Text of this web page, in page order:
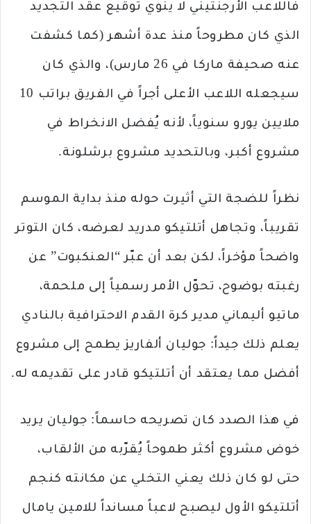
فاللاعب الأرجنتيني لا ينوي توقيع عقد التجديد
الذي كان مطروحاً منذ عدة أشهر (كما كشفت
عنه صحيفة ماركا في 26 مارس)، والذي كان
سيجعله اللاعب الأعلى أجراً في الفريق براتب 10
ملايين يورو سنوياً، لأنه يُفضل الانخراط في
مشروع أكبر، وبالتحديد مشروع برشلونة.
نظراً للضجة التي أثيرت حوله منذ بداية الموسم
تقريباً، وتجاهل أتلتيكو مدريد لعرضه، كان التوتر
واضحاً مؤخراً، لكن بعد أن عبّر “العنكبوت” عن
رغبته بوضوح، تحوّل الأمر رسمياً إلى ملحمة،
ماتيو أليماني مدير كرة القدم الاحترافية بالنادي
يعلم ذلك جيداً: جوليان ألفاريز يطمح إلى مشروع
أفضل مما يعتقد أن أتلتيكو قادر على تقديمه له.
في هذا الصدد كان تصريحه حاسماً: جوليان يريد
خوض مشروع أكثر طموحاً يُقرّبه من الألقاب،
حتى لو كان ذلك يعني التخلي عن مكانته كنجم
أتلتيكو الأول ليصبح لاعباً مسانداً للامين يامال